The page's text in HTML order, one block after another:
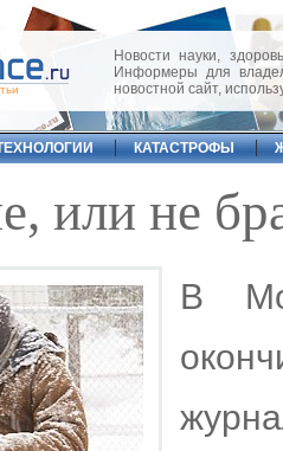
Новости науки,
Информеры для
новостной сайт,
КАТАСТРОФЫ
или не
В